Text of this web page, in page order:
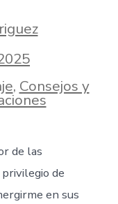
, Consejos y
de las
de
en sus